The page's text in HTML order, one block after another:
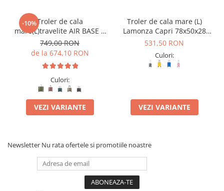
-10%Troler de cala
mare(L)travelite AIR BASE 4
roti spinner 77 x 51 x 30 cm
- L
749,00 RON
de la 674,10 RON
Culori:
VEZI VARIANTE
Troler de cala mare (L)
Lamonza Capri 78x50x28
CM
531,50 RON
Culori:
VEZI VARIANTE
Newsletter Nu rata ofertele si promotiile noastre